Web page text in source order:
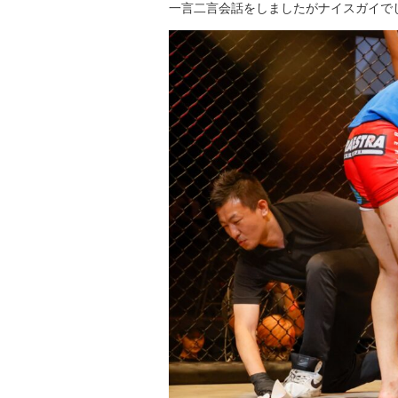
一言二言会話をしましたがナイスガイで